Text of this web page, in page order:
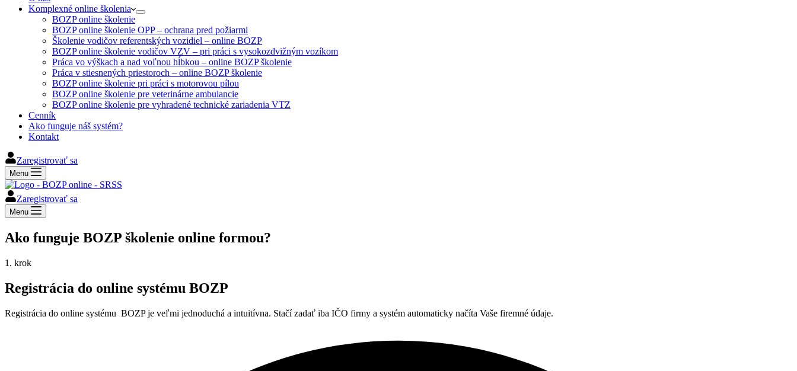
Komplexné online školenia
BOZP online školenie
BOZP online školenie OPP – ochrana pred požiarmi
Školenie vodičov referentských vozidiel – online BOZP
BOZP online školenie vodičov VZV – pri práci s vysokozdvižným vozíkom
Práca vo výškach a nad voľnou hĺbkou – online BOZP školenie
Práca v stiesnených priestoroch – online BOZP školenie
BOZP online školenie pri práci s motorovou pílou
BOZP online školenie pre veterinárne ambulancie
BOZP online školenie pre vyhradené technické zariadenia VTZ
Cenník
Ako funguje náš systém?
Kontakt
Zaregistrovať sa
Menu
Zaregistrovať sa
Menu
Ako funguje BOZP školenie online formou?
1. krok
Registrácia do online systému BOZP
Registrácia do online systému BOZP je veľmi jednoduchá a intuitívna. Stačí zadať iba IČO firmy a systém automaticky načíta Vaše firemné údaje.